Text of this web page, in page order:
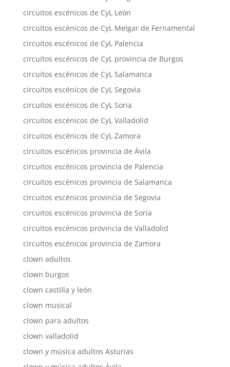
circuitos escénicos de CyL León
circuitos escénicos de CyL Melgar de Fernamental
circuitos escénicos de CyL Palencia
circuitos escénicos de CyL provincia de Burgos
circuitos escénicos de CyL Salamanca
circuitos escénicos de CyL Segovia
circuitos escénicos de CyL Soria
circuitos escénicos de CyL Valladolid
circuitos escénicos de CyL Zamora
circuitos escénicos provincia de Ávila
circuitos escénicos provincia de Palencia
circuitos escénicos provincia de Salamanca
circuitos escénicos provincia de Segovia
circuitos escénicos provincia de Soria
circuitos escénicos provincia de Valladolid
circuitos escénicos provincia de Zamora
clown adultos
clown burgos
clown castilla y león
clown musical
clown para adultos
clown valladolid
clown y música adultos Asturias